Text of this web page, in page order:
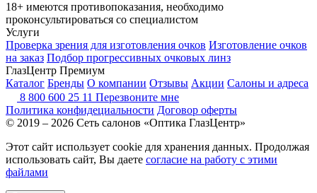
18+ имеются противопоказания, необходимо
проконсультироваться со специалистом
Услуги
Проверка зрения для изготовления очков Изготовление очков
на заказ Подбор прогрессивных очковых линз
ГлазЦентр Премиум
Каталог Бренды О компании Отзывы Акции Салоны и адреса
8 800 600 25 11 Перезвоните мне
Политика конфидециальности Договор оферты
© 2019 – 2026 Сеть салонов «Оптика ГлазЦентр»
Этот сайт использует cookie для хранения данных. Продолжая
использовать сайт, Вы даете согласие на работу с этими
файлами